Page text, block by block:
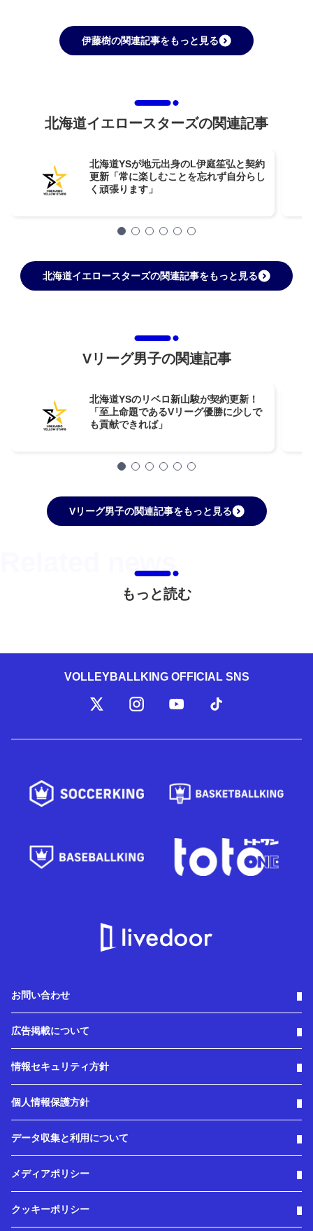
伊藤樹の関連記事をもっと見る
北海道イエロースターズの関連記事
北海道YSが地元出身のL伊庭笙弘と契約
更新「常に楽しむことを忘れず自分らし
く頑張ります」
北海道イエロースターズの関連記事をもっと見る
Vリーグ男子の関連記事
北海道YSのリベロ新山駿が契約更新！
「至上命題であるVリーグ優勝に少しで
も貢献できれば」
Vリーグ男子の関連記事をもっと見る
もっと読む
VOLLEYBALLKING OFFICIAL SNS
お問い合わせ
広告掲載について
情報セキュリティ方針
個人情報保護方針
データ収集と利用について
メディアポリシー
クッキーポリシー